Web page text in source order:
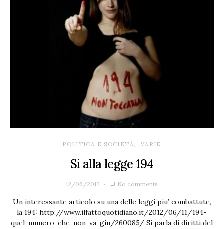
POLITICA E SOCIETÀ VARIE
Si alla legge 194
12/06/2012 No comments
Un interessante articolo su una delle leggi piu’ combattute,
la 194: http://www.ilfattoquotidiano.it/2012/06/11/194-
quel-numero-che-non-va-giu/260085/ Si parla di diritti del